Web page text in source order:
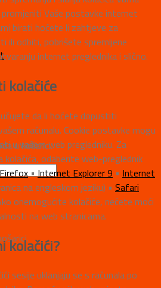
u košarici.
Vaše postavke internet
birati hoćete li zahtjeve za
ili odbiti, pobrišete spremljene
internet preglednika i slično.
kolačiće
da li hoćete dopustiti
računalu. Cookie postavke mogu
u vašem web pregledniku. Za
odaberite web-preglednik
Firefox•Internet Explorer 9 • Internet
na engleskom jeziku) • Safari
onemogućite kolačiće, nećete moći
na web stranicama.
kolačići?
sesije uklanjaju se s računala po